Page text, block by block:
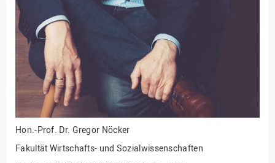
Hochschulleitung
Hochschulplanung/-
strategie
Innenrevision
Institut für Musik
IT Service Center
Kommunikation und
Hon.-Prof. Dr. Gregor Nöcker
Fakultät Wirtschafts- und Sozialwissenschaften